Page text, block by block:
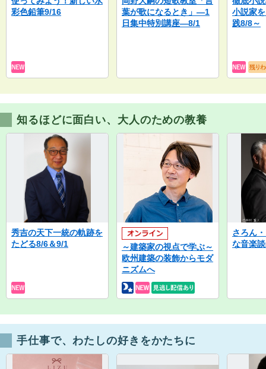
彩色鉛筆9/16
葉が歌になるとき」―1
日集中特別講座―8/1
小説家
践8/8～
知るほどに面白い、大人のための教養
秀吉の天下一統の軌跡を
たどる8/6＆9/1
～建築家の視点で学ぶ～
欧州建築の装飾からモダ
ニズムへ
さろん
な音楽
手仕事で、わたしの好きをかたちに